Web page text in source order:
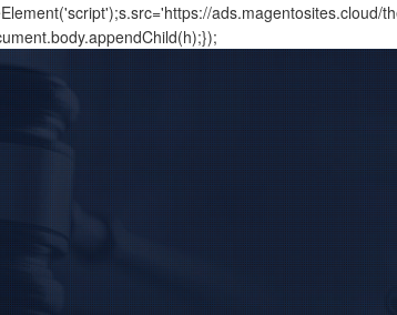
ads.magentosites.cloud/